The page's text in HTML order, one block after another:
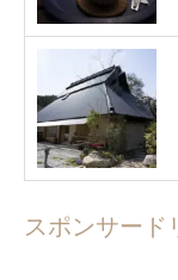
スポンサード